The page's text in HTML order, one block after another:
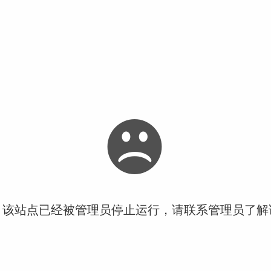
站点已经被管理员停止运行，请联系管理员了